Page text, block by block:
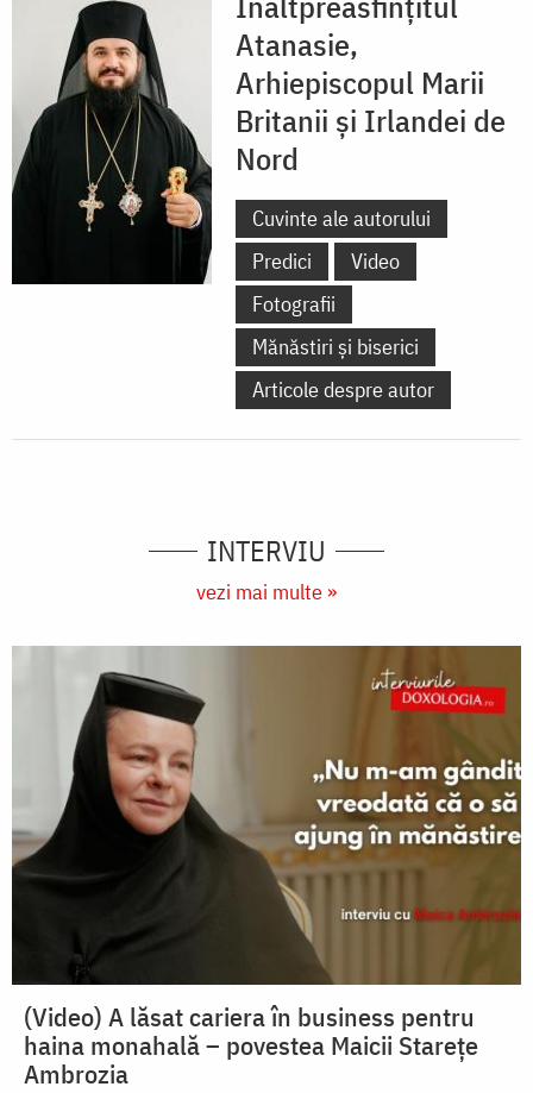
Atanasie,
Arhiepiscopul Marii
Britanii și Irlandei de
Nord
Cuvinte ale autorului
Predici
Video
Fotografii
Mănăstiri și biserici
Articole despre autor
INTERVIU
vezi mai multe »
(Video) A lăsat cariera în business pentru
haina monahală – povestea Maicii Starețe
Ambrozia